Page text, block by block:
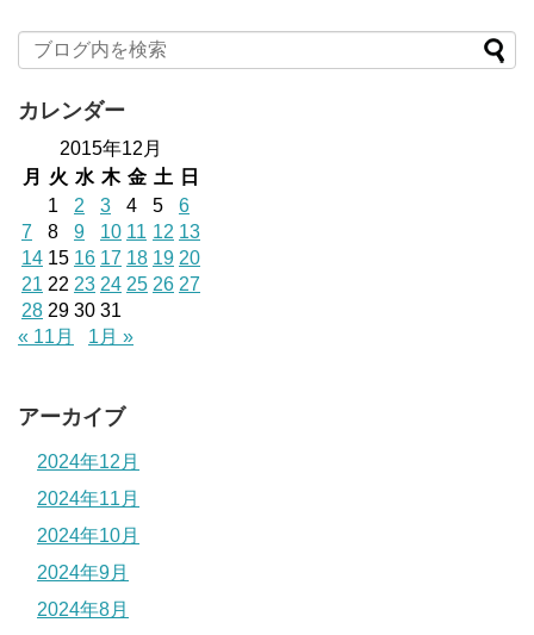
カレンダー
2015年12月
月
火 水 木 金 土
日
1
2 3 4 5
6
7
8 9 10 11 12 13
14 15 16 17 18 19 20
21 22 23 24 25 26 27
28 29 30 31
« 11月
1月 »
アーカイブ
2024年12月
2024年11月
2024年10月
2024年9月
2024年8月